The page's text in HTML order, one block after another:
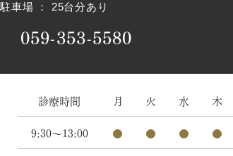
駐車場 ： 25台分あり
059-353-5580
診療時間 月 火 水 木
9:30～13:00
● ● ● ●